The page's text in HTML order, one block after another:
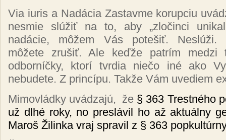
Via iuris a Nadácia Zastavme korupciu
nesmie slúžiť na to, aby „zločinci
nadácie, môžem Vás potešiť. Neslúži.
môžete zrušiť. Ale keďže patrím medzi
odborníčky, ktorí tvrdia niečo iné ako
nebudete. Z princípu. Takže Vám uvediem
Mimovládky uvádzajú, že § 363 Trestného
už dlhé roky, no preslávil ho až aktuálny
Maroš Žilinka vraj spravil z § 363